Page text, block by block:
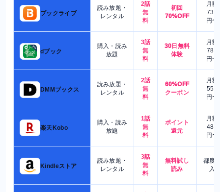
ブックライブ
読み放題・
レンタル
2話
無
料
初回
70%OFF
月額
730
円〜
dブック
購入・読み
放題
3話
無
料
30日無料
体験
月額
780
円〜
DMMブックス
読み放題・
レンタル
2話
無
料
60%OFF
クーポン
月額
550
円〜
楽天Kobo
購入・読み
放題
1話
無
料
ポイント
還元
月額
480
円〜
Kindleストア
読み放題・
レンタル
3話
無
料
無料試し
読み
都度
入